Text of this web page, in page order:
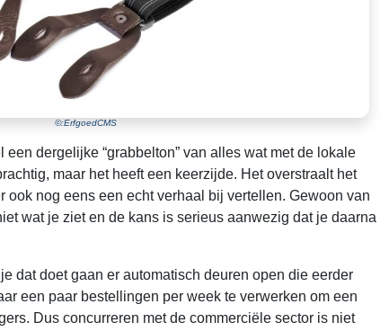
©:ErfgoedCMS
dergelijke “grabbelton” van alles wat met de lokale
maar het heeft een keerzijde. Het overstraalt het
nog eens een echt verhaal bij vertellen. Gewoon van
wat je ziet en de kans is serieus aanwezig dat je daarna
dat doet gaan er automatisch deuren open die eerder
een paar bestellingen per week te verwerken om een
Dus concurreren met de commerciële sector is niet